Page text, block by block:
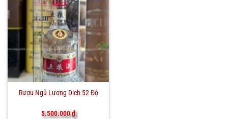
Rượu Ngũ Lương Dịch 52 Độ
5.500.000₫